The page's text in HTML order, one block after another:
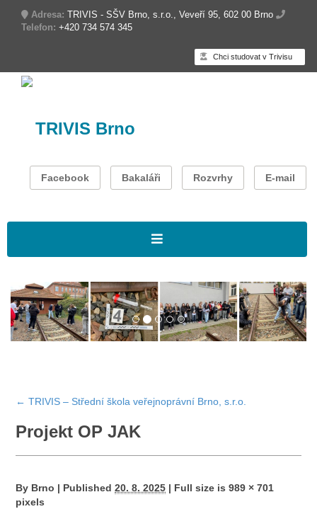
Adresa: TRIVIS - SŠV Brno, s.r.o., Veveří 95, 602 00 Brno
Telefon: +420 734 574 345
Chci studovat v Trivisu
TRIVIS Brno
Facebook Bakaláři Rozvrhy E-mail
← TRIVIS – Střední škola veřejnoprávní Brno, s.r.o.
Projekt OP JAK
By Brno | Published 20. 8. 2025 | Full size is989 × 701
pixels